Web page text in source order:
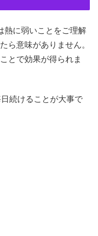
熱に弱いことをご理解
ら意味がありません。
とで効果が得られま
続けることが大事で